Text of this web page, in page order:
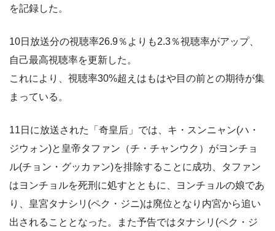
を記録した。
10日放送分の視聴率26.9％よりも2.3％視聴率がアップ、
自己最高視聴率を更新した。
これにより、視聴率30%超えはもはや目の前との期待が集
まっている。
11日に放送された「奇皇后」では、キ・スンニャン(ハ・
ジウォン)と皇帝タファン（チ・チャンウク）がヨンチョ
ル(チョン・グッカァン)を排除することに成功、タファン
はヨンチョルを死刑に処すとともに、ヨンチョルの娘であ
り、皇宮タナシリ(ペク・ジニ)は廃位となり内宮から追い
出されることとなった。また予告ではタナシリ(ペク・ジ